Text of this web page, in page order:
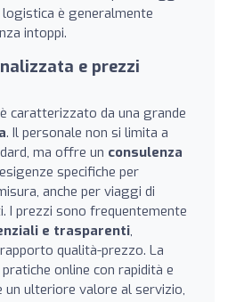
è generalmente
intoppi.
e prezzi
caratterizzato da una grande
. Il personale non si limita a
ma offre un consulenza
specifiche per
anche per viaggi di
I prezzi sono frequentemente
e trasparenti,
qualità-prezzo. La
online con rapidità e
ulteriore valore al servizio,